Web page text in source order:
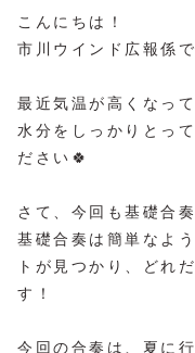
こんにちは！
市川ウインド広報係
最近気温が高くなっ
水分をしっかりとっ
ださい🍀
さて、今回も基礎合
基礎合奏は簡単なよ
トが見つかり、どれ
す！
今回の合奏は、夏に